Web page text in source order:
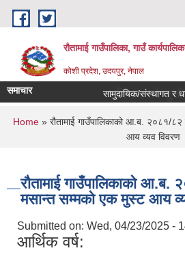
Skip to main content
रौतामाई गाउँपालिका, गाउँ
कोशी प्रदेश, उदयपुर, नेपाल
हाम्रो अभियान सबै सुखी र खुसी
समाचार
You are here
Home » रौतामाई गाउँपालिकाको आ.ब. २०८१/
आय व्यव विवरण
रौतामाई गाउँपालिकाको
मसान्त सम्मको एक मुस्ट आय
Submitted on: Wed, 04/23/2025 -
आर्थिक वर्ष: